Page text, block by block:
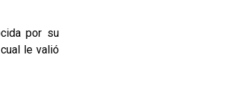
por su
le valió